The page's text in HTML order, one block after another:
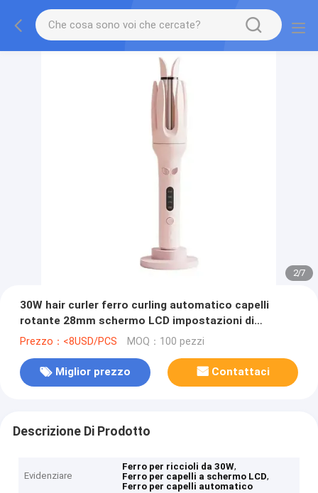
2/7
30W hair curler ferro curling automatico capelli
rotante 28mm schermo LCD impostazioni di
temperatura multi
Prezzo：<8USD/PCS MOQ：100 pezzi
Miglior prezzo Contattaci
Descrizione Di Prodotto
Evidenziare
Ferro per riccioli da 30W,
Ferro per capelli a schermo LCD,
Ferro per capelli automatico